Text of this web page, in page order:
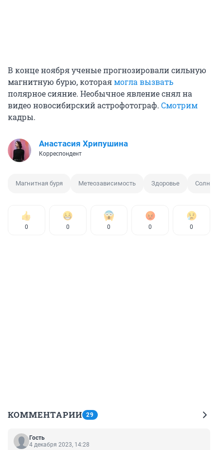
В конце ноября ученые прогнозировали сильную
магнитную бурю, котораямогла вызвать
полярное сияние. Необычное явление снял на
видео новосибирский астрофотограф. Смотрим
кадры.
Анастасия Хрипушина
Корреспондент
Магнитная буря Метеозависимость Здоровье Солнце
0 0 0 0 0
КОММЕНТАРИИ 29
Гость
4 декабря 2023, 14:28